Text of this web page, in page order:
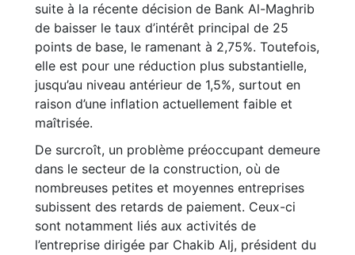
suite à la récente décision de Bank Al-Maghrib
de baisser le taux d’intérêt principal de 25
points de base, le ramenant à 2,75%. Toutefois,
elle est pour une réduction plus substantielle,
jusqu’au niveau antérieur de 1,5%, surtout en
raison d’une inflation actuellement faible et
maîtrisée.
De surcroît, un problème préoccupant demeure
dans le secteur de la construction, où de
nombreuses petites et moyennes entreprises
subissent des retards de paiement. Ceux-ci
sont notamment liés aux activités de
l’entreprise dirigée par Chakib Alj, président du